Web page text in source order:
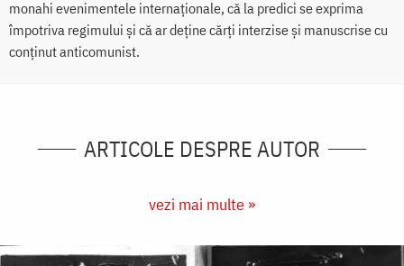
monahi evenimentele internaționale, că la predici se exprima
împotriva regimului și că ar deține cărți interzise și manuscrise cu
conținut anticomunist.
ARTICOLE DESPRE AUTOR
vezi mai multe »